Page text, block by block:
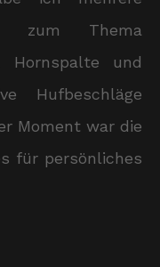
zum Thema
Hornspalte und
Hufbeschläge
Moment war die
für persönliches